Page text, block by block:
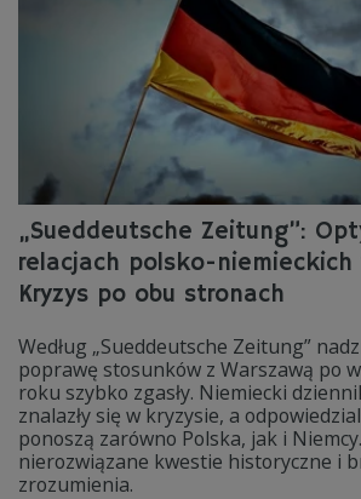
„Sueddeutsche Zeitung”:
relacjach polsko-niemieckich
Kryzys po obu stronach
Według „Sueddeutsche Zeitung”
poprawę stosunków z Warszawą po
roku szybko zgasły. Niemiecki
znalazły się w kryzysie, a
ponoszą zarówno Polska, jak i
nierozwiązane kwestie historyczne i
zrozumienia.